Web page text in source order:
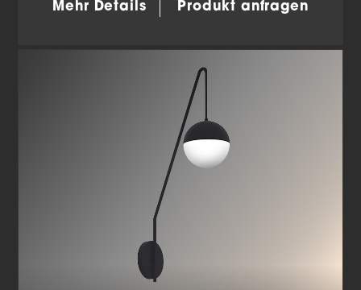
Mehr Details Produkt anfragen